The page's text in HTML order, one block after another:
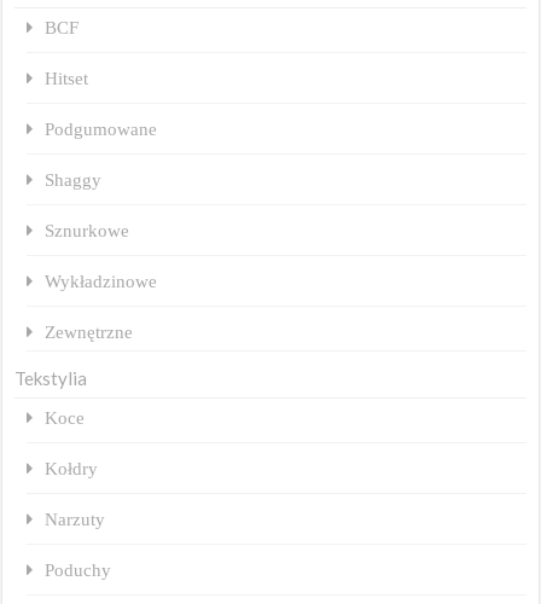
BCF
Hitset
Podgumowane
Shaggy
Sznurkowe
Wykładzinowe
Zewnętrzne
Tekstylia
Koce
Kołdry
Narzuty
Poduchy